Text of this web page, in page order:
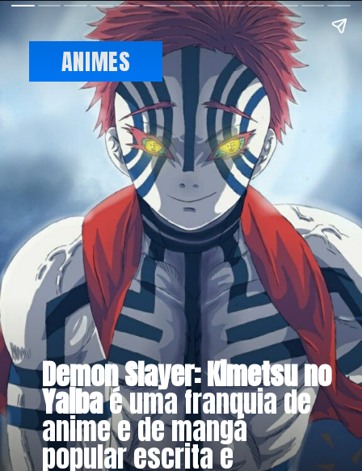
Demon Slayer: Kimetsu no
Yaibaé uma franquia de
anime e de mangá
popular escrita e
ANIMES